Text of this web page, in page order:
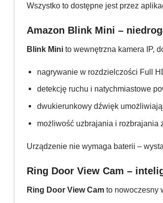
Wszystko to dostępne jest przez
Amazon Blink Mini –
Blink Mini to wewnętrzna kamera IP,
nagrywanie w rozdzielczości Full
detekcję ruchu i natychmiastowe
dwukierunkowy dźwięk
możliwość uzbrajania i rozbrajania
Urządzenie nie wymaga baterii –
Ring Door View Cam –
Ring Door View Cam to nowoczesny